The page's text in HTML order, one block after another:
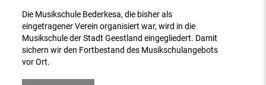
Die Musikschule Bederkesa, die bisher als
eingetragener Verein organisiert war, wird in die
Musikschule der Stadt Geestland eingegliedert. Damit
sichern wir den Fortbestand des Musikschulangebots
vor Ort.